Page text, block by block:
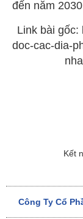
đến năm
Link bài gốc:
doc-cac-dia-
Kết
Công Ty Cổ